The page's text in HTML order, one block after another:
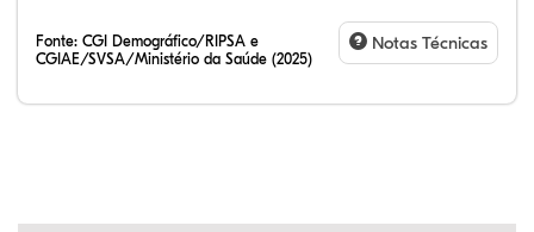
Fonte: CGI Demográfico/RIPSA e
CGIAE/SVSA/Ministério da Saúde (2025)
Notas Técnicas